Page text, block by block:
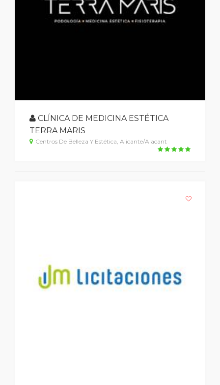
CLÍNICA DE MEDICINA ESTÉTICA
TERRA MARIS
Centros De Belleza Y Estética, Alicante/Alacant